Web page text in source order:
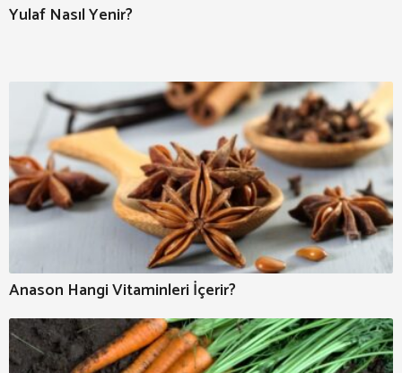
Yulaf Nasıl Yenir?
Anason Hangi Vitaminleri İçerir?